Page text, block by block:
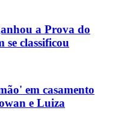
a Prova do
se classificou
em casamento
e Luiza